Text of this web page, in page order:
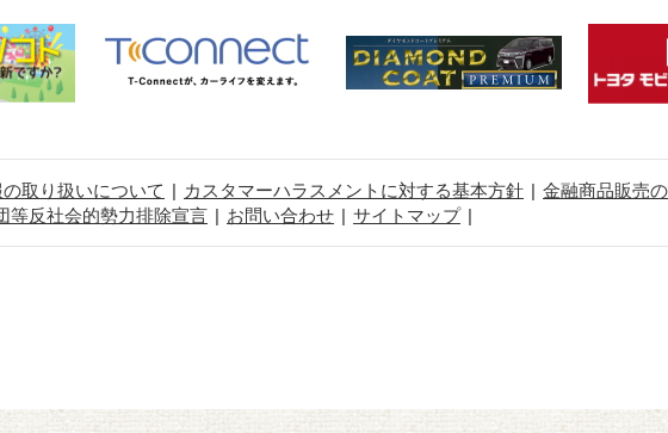
取り扱いについて カスタマーハラスメントに対する基本方針
金融商品販売
等反社会的勢力排除宣言
お問い合わせ サイトマップ